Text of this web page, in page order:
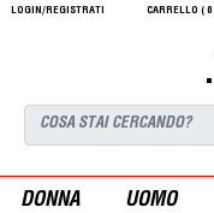
LOGIN/REGISTRATI CARRELLO ( 0
DONNA UOMO